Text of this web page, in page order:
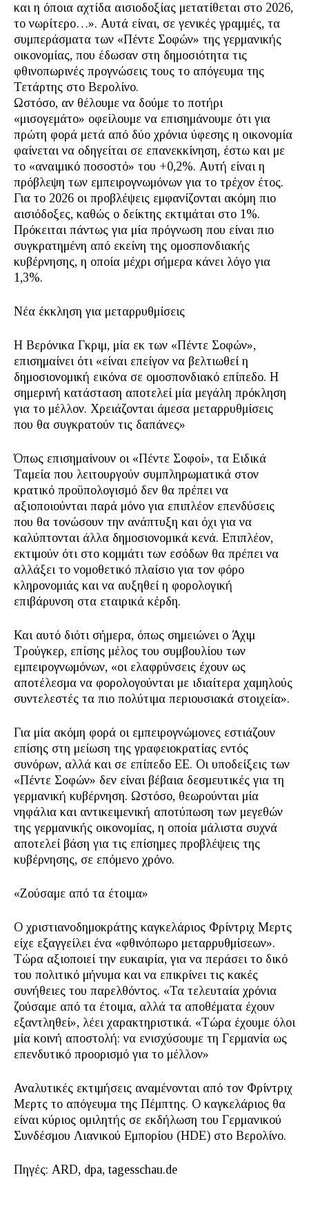
και η όποια αχτίδα αισιοδοξίας μετατίθεται στο 2026,
το νωρίτερο…». Αυτά είναι, σε γενικές γραμμές, τα
συμπεράσματα των «Πέντε Σοφών» της γερμανικής
οικονομίας, που έδωσαν στη δημοσιότητα τις
φθινοπωρινές προγνώσεις τους το απόγευμα της
Τετάρτης στο Βερολίνο.
Ωστόσο, αν θέλουμε να δούμε το ποτήρι
«μισογεμάτο» οφείλουμε να επισημάνουμε ότι για
πρώτη φορά μετά από δύο χρόνια ύφεσης η οικονομία
φαίνεται να οδηγείται σε επανεκκίνηση, έστω και με
το «αναιμικό ποσοστό» του +0,2%. Αυτή είναι η
πρόβλεψη των εμπειρογνωμόνων για το τρέχον έτος.
Για το 2026 οι προβλέψεις εμφανίζονται ακόμη πιο
αισιόδοξες, καθώς ο δείκτης εκτιμάται στο 1%.
Πρόκειται πάντως για μία πρόγνωση που είναι πιο
συγκρατημένη από εκείνη της ομοσπονδιακής
κυβέρνησης, η οποία μέχρι σήμερα κάνει λόγο για
1,3%.
Νέα έκκληση για μεταρρυθμίσεις
Η Βερόνικα Γκριμ, μία εκ των «Πέντε Σοφών»,
επισημαίνει ότι «είναι επείγον να βελτιωθεί η
δημοσιονομική εικόνα σε ομοσπονδιακό επίπεδο. Η
σημερινή κατάσταση αποτελεί μία μεγάλη πρόκληση
για το μέλλον. Χρειάζονται άμεσα μεταρρυθμίσεις
που θα συγκρατούν τις δαπάνες»
Όπως επισημαίνουν οι «Πέντε Σοφοί», τα Ειδικά
Ταμεία που λειτουργούν συμπληρωματικά στον
κρατικό προϋπολογισμό δεν θα πρέπει να
αξιοποιούνται παρά μόνο για επιπλέον επενδύσεις
που θα τονώσουν την ανάπτυξη και όχι για να
καλύπτονται άλλα δημοσιονομικά κενά. Επιπλέον,
εκτιμούν ότι στο κομμάτι των εσόδων θα πρέπει να
αλλάξει το νομοθετικό πλαίσιο για τον φόρο
κληρονομιάς και να αυξηθεί η φορολογική
επιβάρυνση στα εταιρικά κέρδη.
Και αυτό διότι σήμερα, όπως σημειώνει ο Άχιμ
Τρούγκερ, επίσης μέλος του συμβουλίου των
εμπειρογνωμόνων, «οι ελαφρύνσεις έχουν ως
αποτέλεσμα να φορολογούνται με ιδιαίτερα χαμηλούς
συντελεστές τα πιο πολύτιμα περιουσιακά στοιχεία».
Για μία ακόμη φορά οι εμπειρογνώμονες εστιάζουν
επίσης στη μείωση της γραφειοκρατίας εντός
συνόρων, αλλά και σε επίπεδο ΕΕ. Οι υποδείξεις των
«Πέντε Σοφών» δεν είναι βέβαια δεσμευτικές για τη
γερμανική κυβέρνηση. Ωστόσο, θεωρούνται μία
νηφάλια και αντικειμενική αποτύπωση των μεγεθών
της γερμανικής οικονομίας, η οποία μάλιστα συχνά
αποτελεί βάση για τις επίσημες προβλέψεις της
κυβέρνησης, σε επόμενο χρόνο.
«Ζούσαμε από τα έτοιμα»
Ο χριστιανοδημοκράτης καγκελάριος Φρίντριχ Μερτς
είχε εξαγγείλει ένα «φθινόπωρο μεταρρυθμίσεων».
Τώρα αξιοποιεί την ευκαιρία, για να περάσει το δικό
του πολιτικό μήνυμα και να επικρίνει τις κακές
συνήθειες του παρελθόντος. «Τα τελευταία χρόνια
ζούσαμε από τα έτοιμα, αλλά τα αποθέματα έχουν
εξαντληθεί», λέει χαρακτηριστικά. «Τώρα έχουμε όλοι
μία κοινή αποστολή: να ενισχύσουμε τη Γερμανία ως
επενδυτικό προορισμό για το μέλλον»
Αναλυτικές εκτιμήσεις αναμένονται από τον Φρίντριχ
Μερτς το απόγευμα της Πέμπτης. Ο καγκελάριος θα
είναι κύριος ομιλητής σε εκδήλωση του Γερμανικού
Συνδέσμου Λιανικού Εμπορίου (HDE) στο Βερολίνο.
Πηγές: ARD, dpa, tagesschau.de